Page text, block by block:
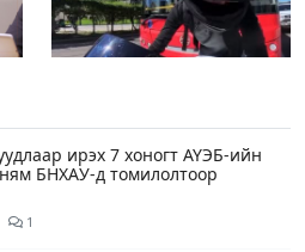
ирэх 7 хоногт АҮЭБ-ийн
БНХАУ-д томилолтоор
1